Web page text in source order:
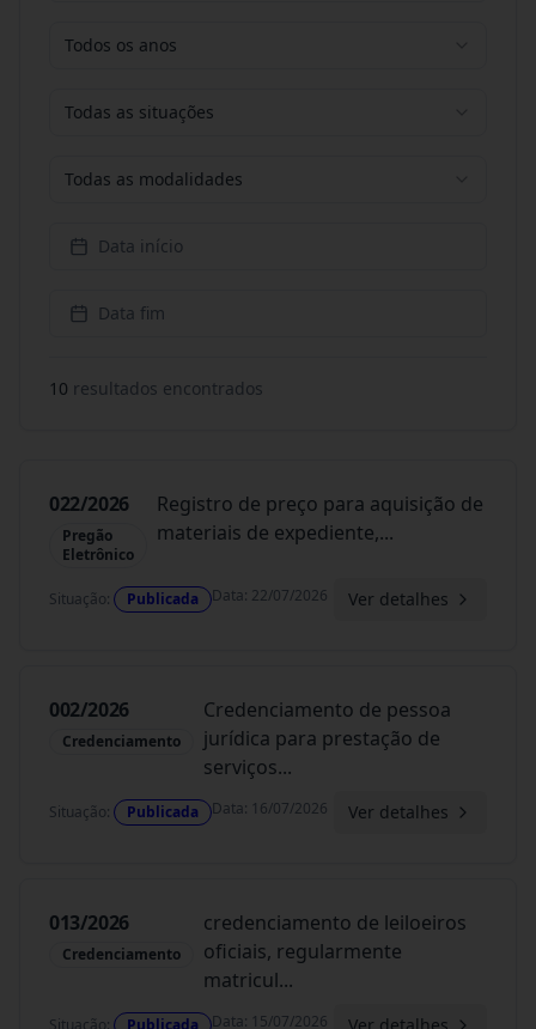
Todos os anos
Todas as situações
Todas as modalidades
Data início
Data fim
10 resultados encontrados
022/2026
Pregão
Eletrônico
Registro de preço para aquisição de
materiais de expediente,...
Situação: Publicada Data: 22/07/2026 Ver detalhes
002/2026
Credenciamento
Credenciamento de pessoa
jurídica para prestação de
serviços...
Situação: Publicada Data: 16/07/2026 Ver detalhes
013/2026
Credenciamento
credenciamento de leiloeiros
oficiais, regularmente
matricul...
Situação: Publicada Data: 15/07/2026